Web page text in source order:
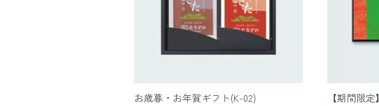
お歳暮・お年賀ギフト(K-02)
【期間限